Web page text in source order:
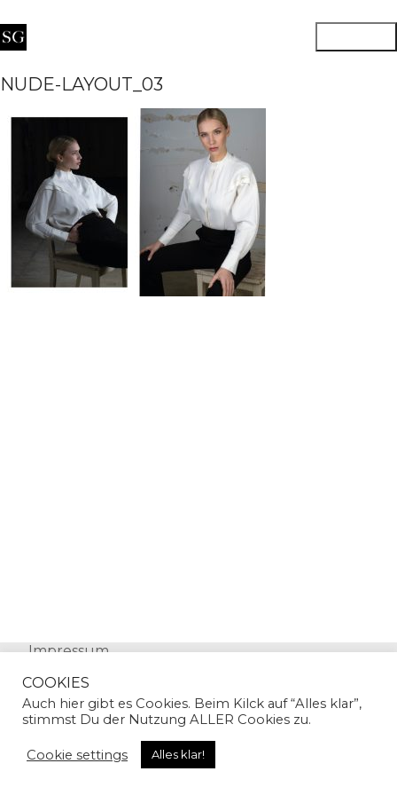
NUDE-LAYOUT_03
Impressum
© Copyright 2024 | Sandra Gallian | All Rights
COOKIES
Auch hier gibt es Cookies. Beim Kilck auf “Alles klar”,
stimmst Du der Nutzung ALLER Cookies zu.
Cookie settings Alles klar!